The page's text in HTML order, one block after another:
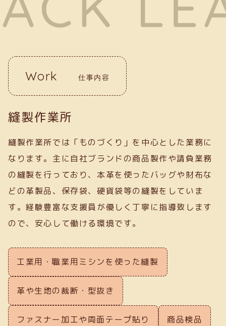
Work 仕事内容
縫製作業所
縫製作業所では「ものづくり」を中心とした業務に
なります。主に自社ブランドの商品製作や請負業務
の縫製を行っており、本革を使ったバッグや財布な
どの革製品、保存袋、硬貨袋等の縫製をしていま
す。経験豊富な支援員が優しく丁寧に指導致します
ので、安心して働ける環境です。
工業用・職業用ミシンを使った縫製
革や生地の裁断・型抜き
ファスナー加工や両面テープ貼り 商品検品